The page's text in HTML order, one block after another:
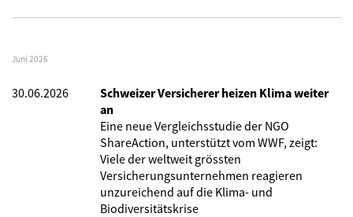
Juni 2026
30.06.2026
Schweizer Versicherer heizen Klima weiter
an
Eine neue Vergleichsstudie der NGO
ShareAction, unterstützt vom WWF, zeigt:
Viele der weltweit grössten
Versicherungsunternehmen reagieren
unzureichend auf die Klima- und
Biodiversitätskrise